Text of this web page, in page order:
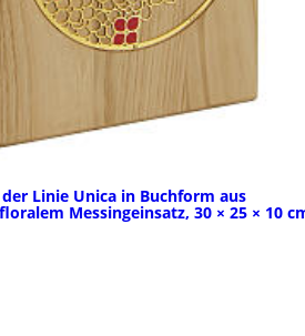
Linie Unica in Buchform aus
Messingeinsatz, 30 × 25 × 10